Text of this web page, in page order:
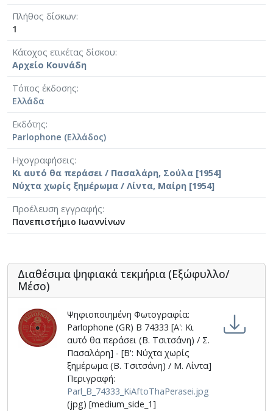
Πλήθος δίσκων
1
Κάτοχος ετικέτας δίσκου
Αρχείο Κουνάδη
Τόπος έκδοσης
Ελλάδα
Εκδότης
Parlophone (Ελλάδος)
Ηχογραφήσεις
Κι αυτό θα περάσει / Πασαλάρη, Σούλα [1954]
Νύχτα χωρίς ξημέρωμα / Λίντα, Μαίρη [1954]
Προέλευση εγγραφής
Πανεπιστήμιο Ιωαννίνων
Διαθέσιμα ψηφιακά τεκμήρια (Εξώφυλλο/
Μέσο)
Ψηφιοποιημένη Φωτογραφία:
Parlophone (GR) B 74333 [Α': Κι
αυτό θα περάσει (Β. Τσιτσάνη) / Σ.
Πασαλάρη] - [Β': Νύχτα χωρίς
ξημέρωμα (Β. Τσιτσάνη) / Μ. Λίντα]
Περιγραφή:
Parl_B_74333_KiAftoThaPerasei.jpg
(jpg) [medium_side_1]